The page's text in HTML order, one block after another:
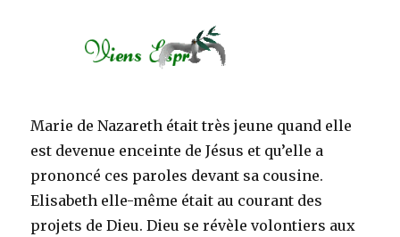
Marie de Nazareth était très jeune quand elle
est devenue enceinte de Jésus et qu’elle a
prononcé ces paroles devant sa cousine.
Elisabeth elle-même était au courant des
projets de Dieu. Dieu se révèle volontiers aux